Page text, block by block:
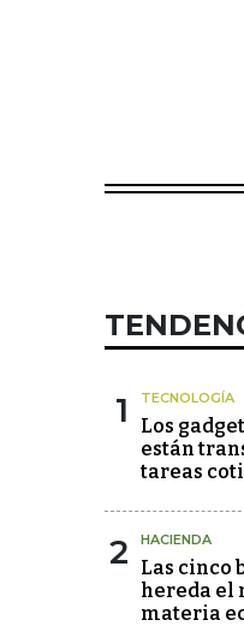
1 TECNOLOGÍA
Los
están
tareas
2 HACIENDA
Las cinco
hereda el
materia